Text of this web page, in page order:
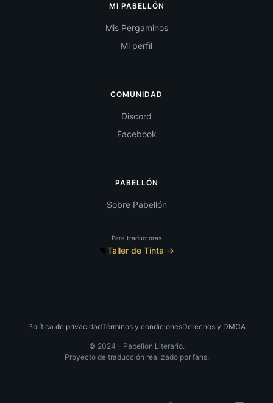
MI PABELLÓN
Mis Pergaminos
Mi perfil
COMUNIDAD
Discord
Facebook
PABELLÓN
Sobre Pabellón
Para traductoras
Taller de Tinta →
Política de privacidadTérminos y condicionesDerechos y DMCA
© 2024 - Pabellón Literario.
Proyecto de traducción realizado por fans.